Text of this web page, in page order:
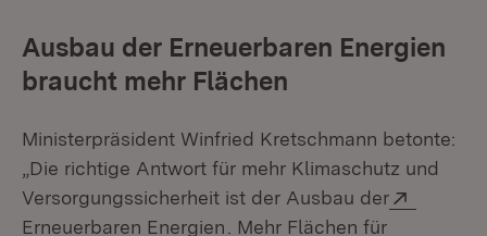
Ausbau der Erneuerbaren Energien
braucht mehr Flächen
Ministerpräsident Winfried Kretschmann betonte:
„Die richtige Antwort für mehr Klimaschutz und
Versorgungssicherheit ist der Ausbau der
Erneuerbaren Energien (Öffnet in neuem Fenster)
. Mehr Flächen für